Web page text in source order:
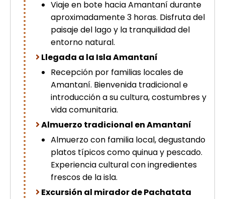
Viaje en bote hacia Amantaní durante
aproximadamente 3 horas. Disfruta del
paisaje del lago y la tranquilidad del
entorno natural.
Llegada a la Isla Amantaní
Recepción por familias locales de
Amantaní. Bienvenida tradicional e
introducción a su cultura, costumbres y
vida comunitaria.
Almuerzo tradicional en Amantaní
Almuerzo con familia local, degustando
platos típicos como quinua y pescado.
Experiencia cultural con ingredientes
frescos de la isla.
Excursión al mirador de Pachatata